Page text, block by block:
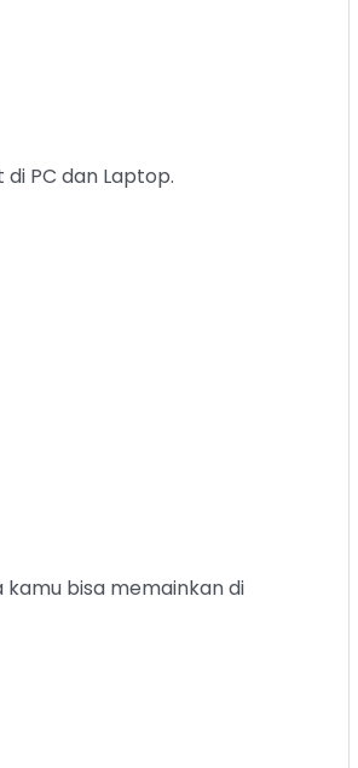
PC dan Laptop.
kamu bisa memainkan di